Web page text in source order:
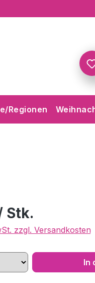
Regionen
Stk.
zzgl. Versandkosten
In